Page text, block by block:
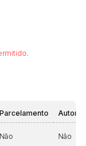
Parcelamento
Não Não